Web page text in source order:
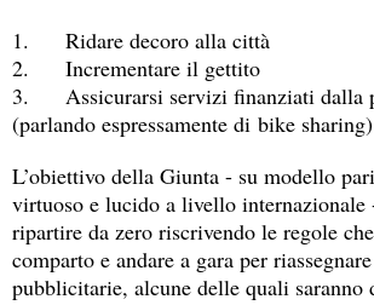
1. Ridare decoro alla città
2. Incrementare il gettito
3. Assicurarsi servizi finanziati dalla
(parlando espressamente di bike sharing)
L’obiettivo della Giunta - su modello
virtuoso e lucido a livello internazionale
ripartire da zero riscrivendo le regole
comparto e andare a gara per
pubblicitarie, alcune delle quali saranno